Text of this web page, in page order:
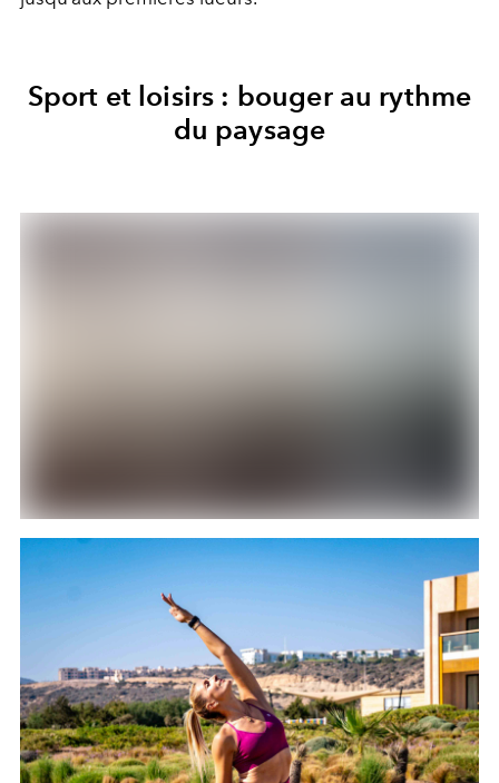
Sport et loisirs : bouger au rythme
du paysage